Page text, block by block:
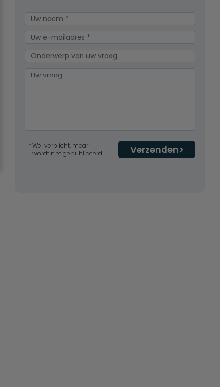
Verzenden
Wel verplicht, maar
wordt niet gepubliceerd.